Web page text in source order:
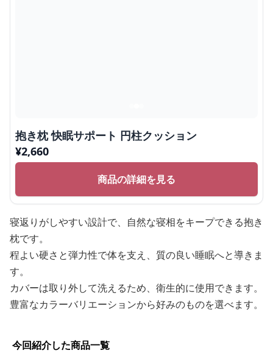
抱き枕 快眠サポート 円柱クッション
¥2,660
商品の詳細を見る
寝返りがしやすい設計で、自然な寝相をキープできる抱き
枕です。
程よい硬さと弾力性で体を支え、質の良い睡眠へと導きま
す。
カバーは取り外して洗えるため、衛生的に使用できます。
豊富なカラーバリエーションから好みのものを選べます。
今回紹介した商品一覧